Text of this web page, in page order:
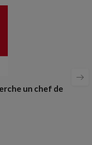
un chef de